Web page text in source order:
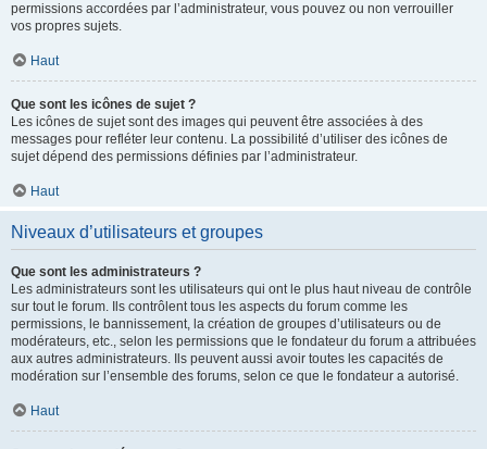
permissions accordées par l’administrateur, vous pouvez ou non verrouiller
vos propres sujets.
Haut
Que sont les icônes de sujet ?
Les icônes de sujet sont des images qui peuvent être associées à des
messages pour refléter leur contenu. La possibilité d’utiliser des icônes de
sujet dépend des permissions définies par l’administrateur.
Haut
Niveaux d’utilisateurs et groupes
Que sont les administrateurs ?
Les administrateurs sont les utilisateurs qui ont le plus haut niveau de contrôle
sur tout le forum. Ils contrôlent tous les aspects du forum comme les
permissions, le bannissement, la création de groupes d’utilisateurs ou de
modérateurs, etc., selon les permissions que le fondateur du forum a attribuées
aux autres administrateurs. Ils peuvent aussi avoir toutes les capacités de
modération sur l’ensemble des forums, selon ce que le fondateur a autorisé.
Haut